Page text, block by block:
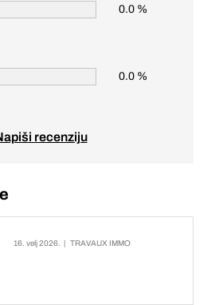
0.0 %
0.0 %
recenziju
16. velj 2026. | TRAVAUX IMMO